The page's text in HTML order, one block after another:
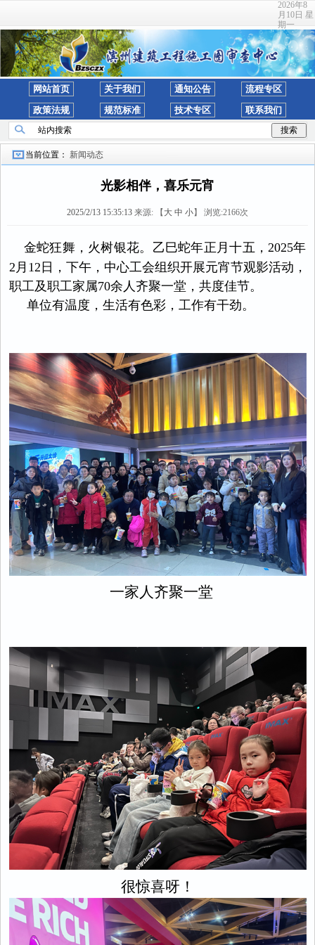
2026年8
月10日 星
期一
网站首页 关于我们 通知公告
流程专区
政策法规
规范标准 技术专区 联系我们
当前位置： 新闻动态
光影相伴，喜乐元宵
2025/2/13 15:35:13 来源: 【 大 中 小】 浏览:2166次
金蛇狂舞，火树银花。乙巳蛇年正月十五，2025年
2月12日，下午，中心工会组织开展元宵节观影活动，
职工及职工家属70余人齐聚一堂，共度佳节。
单位有温度，生活有色彩，工作有干劲。
一家人齐聚一堂
很惊喜呀！